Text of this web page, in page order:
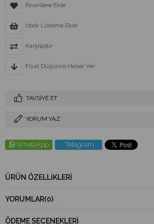
Favorilere Ekle
İstek Listeme Ekle
Karşılaştır
Fiyat Düşünce Haber Ver
TAVSIYE ET
YORUM YAZ
WhatsApp Telegram
ÜRÜN ÖZELLIKLERI
YORUMLAR(0)
ÖDEME SEÇENEKLERI